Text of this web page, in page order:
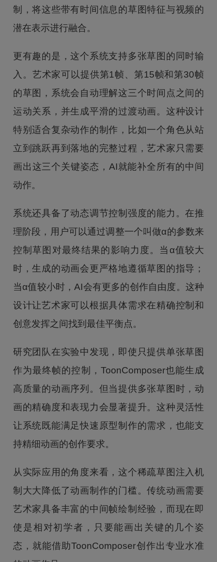
制，将这些带有时间信息的草图特征与视频的
潜在表示进行融合。
更有趣的是，这个系统支持多张草图的同时输
入。艺术家可以提供第1帧、第15帧和第30帧
的草图，系统会自动理解这三个时间点之间的
运动关系，并生成平滑的过渡动画。这种设计
特别适合复杂动作的制作，比如一个角色从站
立到跳跃再到落地的完整过程，艺术家只需要
画出这三个关键姿态，AI就能补全所有的中间
动作。
系统还具备了动态调节控制强度的能力。在推
理阶段，用户可以通过调整一个叫做α的参数来
控制草图对最终结果的影响力度。当α值较大
时，生成的动画会更严格地遵循草图的指导；
当α值较小时，AI会有更多的创作自由度。这种
设计让艺术家可以根据具体需求在精确控制和
创意发挥之间找到最佳平衡点。
研究团队在实验中发现，即使只提供单张草图
作为最终帧的控制，ToonComposer也能生成
高质量的动画序列。但当提供多张草图时，动
画的精确度和表现力会显著提升。这种灵活性
让系统既能满足快速原型制作的需求，也能支
持精细动画的创作要求。
从实际应用的角度来看，这个稀疏草图注入机
制大大降低了动画制作的门槛。传统动画需要
艺术家具备丰富的中间帧绘制经验，而现在即
使是相对初学者，只要能画出关键的几个姿
态，就能借助ToonComposer创作出专业水准